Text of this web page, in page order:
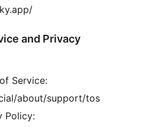
and Privacy
Service:
about/support/tos
Policy: